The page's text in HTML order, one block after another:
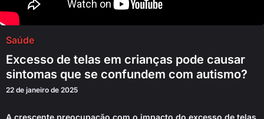
Saúde
Excesso de telas em crianças pode causar
sintomas que se confundem com autismo?
22 de janeiro de 2025
A crescente preocupação com o impacto do excesso de telas